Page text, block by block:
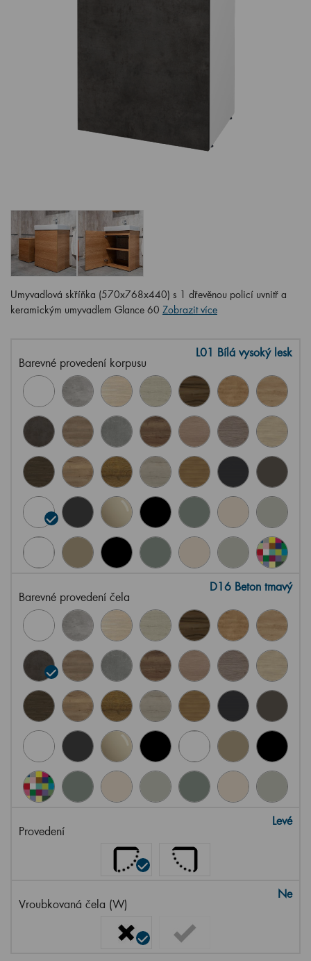
Umyvadlová skříňka (570x768x440) s 1 dřevěnou policí uvnitř a
keramickým umyvadlem Glance 60 Zobrazit více
Barevné provedení korpusu
L01 Bílá vysoký lesk
Barevné provedení čela
D16 Beton tmavý
Provedení
Levé
Vroubkovaná čela (W)
Ne